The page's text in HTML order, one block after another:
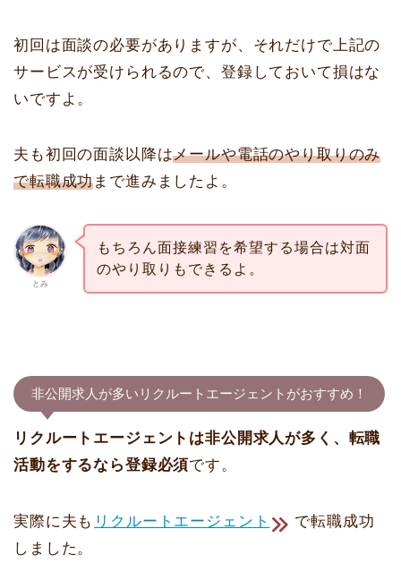
初回は面談の必要がありますが、それだけで上記の
サービスが受けられるので、登録しておいて損はな
いですよ。
夫も初回の面談以降はメールや電話のやり取りのみ
で転職成功まで進みましたよ。
とみ
もちろん面接練習を希望する場合は対面
のやり取りもできるよ。
非公開求人が多いリクルートエージェントがおすすめ！
リクルートエージェントは非公開求人が多く、転職
活動をするなら登録必須です。
実際に夫も リクルートエージェント
で転職成功
しました。